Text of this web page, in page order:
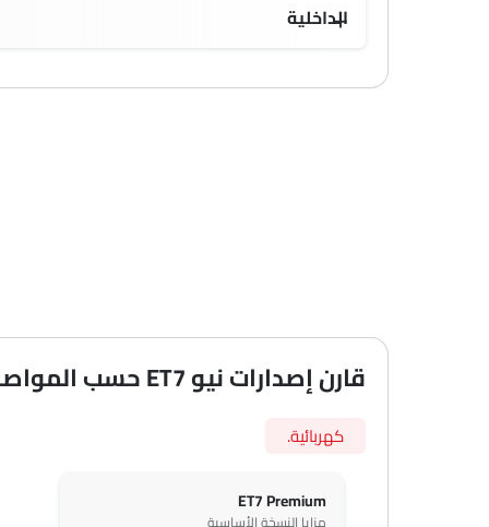
الداخلية
قارن إصدارات نيو ET7 حسب المواصفات
كهربائية.
ET7 Premium